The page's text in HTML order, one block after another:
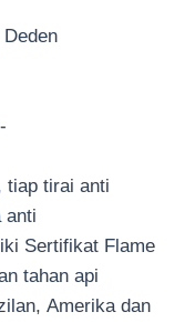
Deden
tiap tirai anti
anti
Sertifikat Flame
tahan api
Amerika dan